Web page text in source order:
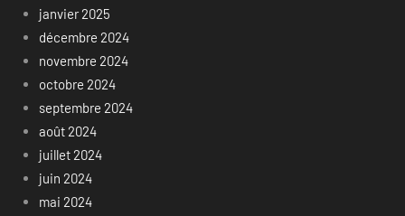
janvier 2025
décembre 2024
novembre 2024
octobre 2024
septembre 2024
août 2024
juillet 2024
juin 2024
mai 2024